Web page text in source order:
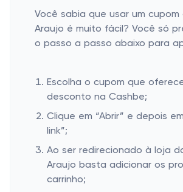
Você sabia que usar um cupom
Araujo é muito fácil? Você só
o passo a passo abaixo para
Escolha o cupom que
desconto na Cashbe;
Clique em “Abrir” e depois
link”;
Ao ser redirecionado à loja
Araujo basta adicionar os
carrinho;